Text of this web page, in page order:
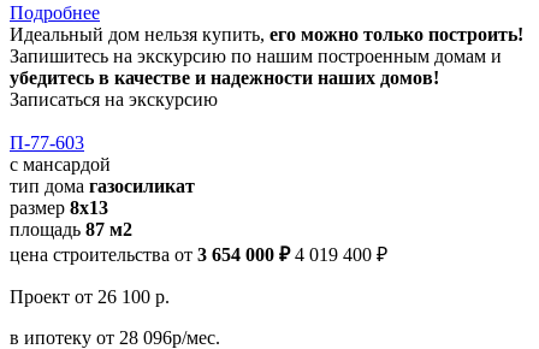
Подробнее
Идеальный дом нельзя купить, его можно только построить!
Запишитесь на экскурсию по нашим построенным домам и
убедитесь в качестве и надежности наших домов!
Записаться на экскурсию
П-77-603
с мансардой
тип дома газосиликат
размер 8х13
площадь 87 м2
цена строительства от 3 654 000 ₽ 4 019 400 ₽
Проект от 26 100 р.
в ипотеку от 28 096р/мес.